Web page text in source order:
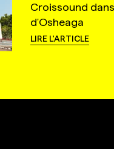
Croissound
d'Osheaga
LIRE L'ARTICLE